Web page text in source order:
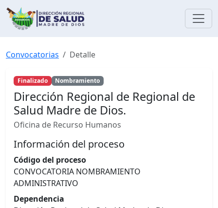
Convocatorias Detalle
Finalizado Nombramiento
Dirección Regional de Regional de
Salud Madre de Dios.
Oficina de Recurso Humanos
Información del proceso
Código del proceso
CONVOCATORIA NOMBRAMIENTO
ADMINISTRATIVO
Dependencia